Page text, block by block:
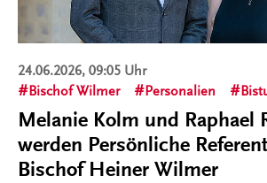
24.06.2026, 09:05 Uhr
Bischof Wilmer
Personalien
Melanie Kolm und Raphael
werden Persönliche
Bischof Heiner Wilmer